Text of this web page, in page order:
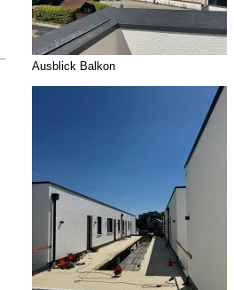
Ausblick Balkon